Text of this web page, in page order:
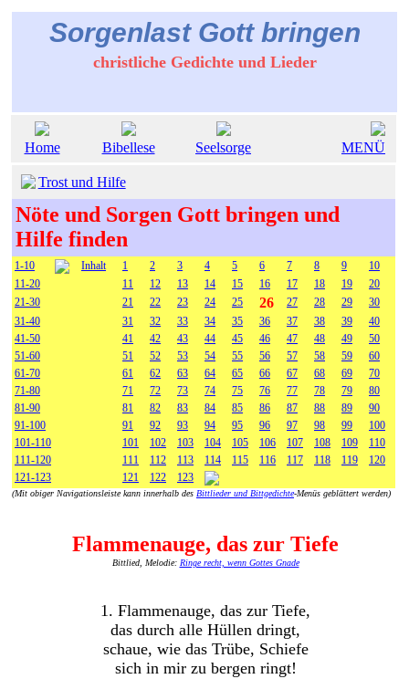
Sorgenlast Gott bringen
christliche Gedichte und Lieder
Home Bibellese Seelsorge MENÜ
Trost und Hilfe
Nöte und Sorgen Gott bringen und
Hilfe finden
1-10 Inhalt 1 2 3 4 5 6 7 8 9
10
11-20
11 12 13 14 15 16 17 18 19
20
21-30
21 22 23 24 25 26 27 28 29
30
31-40
31 32 33 34 35 36 37 38 39
40
41-50
41 42 43 44 45 46 47 48 49
50
51-60
51 52 53 54 55 56 57 58 59
60
61-70
61 62 63 64 65 66 67 68 69
70
71-80
71 72 73 74 75 76 77 78 79
80
81-90
81 82 83 84 85 86 87 88 89
90
91-100
91 92 93 94 95 96 97 98 99
100
101-110
101 102 103 104 105 106 107 108 109
110
111-120
111 112 113 114 115 116 117 118 119
120
121-123
121 122 123
(Mit obiger Navigationsleiste kann innerhalb des Bittlieder und Bittgedichte-Menüs geblättert werden)
Flammenauge, das zur Tiefe
Bittlied, Melodie: Ringe recht, wenn Gottes Gnade
1. Flammenauge, das zur Tiefe,
das durch alle Hüllen dringt,
schaue, wie das Trübe, Schiefe
sich in mir zu bergen ringt!